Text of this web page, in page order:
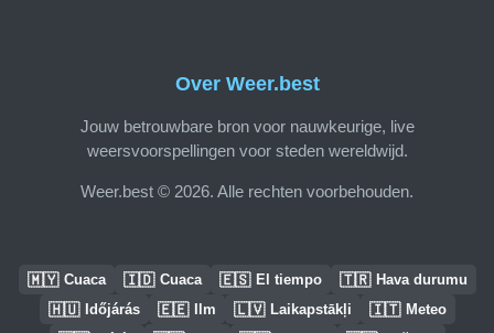
Over Weer.best
Jouw betrouwbare bron voor nauwkeurige, live
weersvoorspellingen voor steden wereldwijd.
Weer.best © 2026. Alle rechten voorbehouden.
🇲🇾 Cuaca 🇮🇩 Cuaca 🇪🇸 El tiempo 🇹🇷 Hava durumu
🇭🇺 Időjárás 🇪🇪 Ilm 🇱🇻 Laikapstākļi 🇮🇹 Meteo